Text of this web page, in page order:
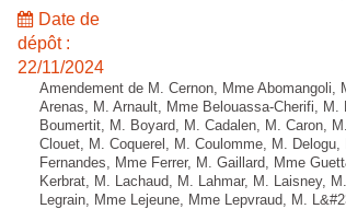
Date de
dépôt :
22/11/2024
Amendement de M. Cernon, Mme
Arenas, M. Arnault, Mme Belouassa-Cherifi,
Boumertit, M. Boyard, M. Cadalen, M. Caron,
Clouet, M. Coquerel, M. Coulomme, M.
Fernandes, Mme Ferrer, M. Gaillard, Mme
Kerbrat, M. Lachaud, M. Lahmar, M. Laisney,
Legrain, Mme Lejeune, Mme Lepvraud, M.